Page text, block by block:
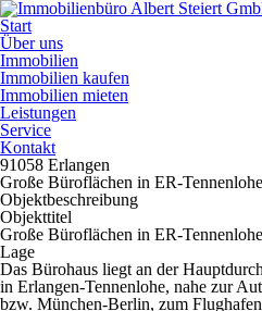
Start
Über uns
Immobilien
Immobilien kaufen
Immobilien mieten
Leistungen
Service
Kontakt
91058 Erlangen
Große Büroflächen in ER-Tennenlohe
Objektbeschreibung
Objekttitel
Große Büroflächen in ER-Tennenlohe
Lage
Das Bürohaus liegt an der
in Erlangen-Tennenlohe, nahe zur
bzw. München-Berlin, zum